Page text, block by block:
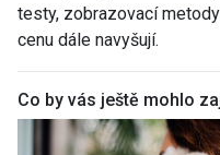
testy, zobrazovací
cenu dále navyšují.
Co by vás ještě mohlo